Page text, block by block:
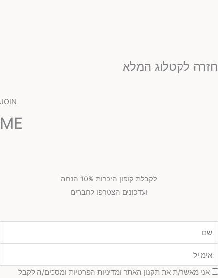
לקטלוג המלא
JOIN
ME
לקבלת קופון היכרות 10% הנחה
ועדכונים הצטרפו לחברים
אני מאשר/ת את תקנון האתר ומדיניות הפרטיות ומסכים/ה לקבל